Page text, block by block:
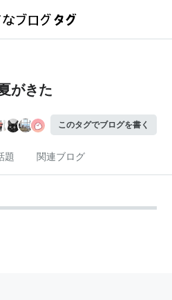
がきた
このタグでブログを書く
題 関連ブログ